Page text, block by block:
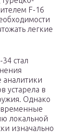
F-16
легкие
стал
аналитики
устарела в
Однако
локальной
изначально